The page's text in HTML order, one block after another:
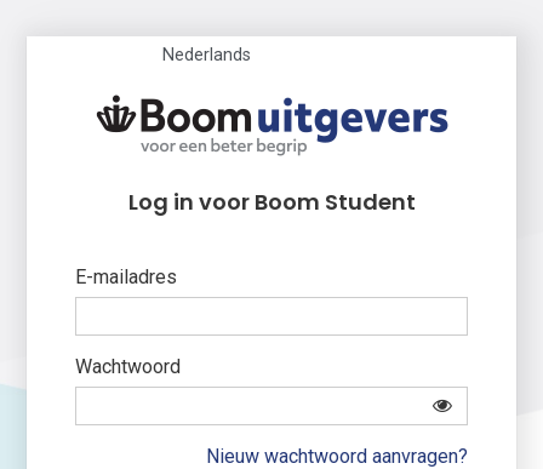
Nederlands
Log in voor Boom Student
E-mailadres
Wachtwoord
Nieuw wachtwoord aanvragen?